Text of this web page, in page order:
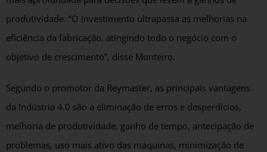
produtividade. “O investimento ultrapassa as melhorias na
eficiência da fabricação, atingindo todo o negócio com o
objetivo de crescimento”, disse Monteiro.
Segundo o promotor da Reymaster, as principais vantagens
da Indústria 4.0 são a eliminação de erros e desperdícios,
melhoria de produtividade, ganho de tempo, antecipação de
problemas, uso mais ativo das máquinas, minimização de